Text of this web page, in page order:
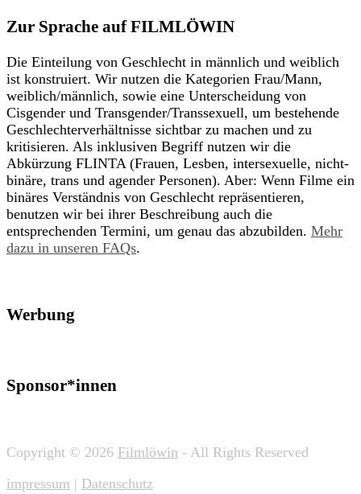
Zur Sprache auf FILMLÖWIN
Die Einteilung von Geschlecht in männlich und weiblich
ist konstruiert. Wir nutzen die Kategorien Frau/Mann,
weiblich/männlich, sowie eine Unterscheidung von
Cisgender und Transgender/Transsexuell, um bestehende
Geschlechterverhältnisse sichtbar zu machen und zu
kritisieren. Als inklusiven Begriff nutzen wir die
Abkürzung FLINTA (Frauen, Lesben, intersexuelle, nicht-
binäre, trans und agender Personen). Aber: Wenn Filme ein
binäres Verständnis von Geschlecht repräsentieren,
benutzen wir bei ihrer Beschreibung auch die
entsprechenden Termini, um genau das abzubilden. Mehr
dazu in unseren FAQs.
Werbung
Sponsor*innen
Copyright © 2026 Filmlöwin - All Rights Reserved
impressum | Datenschutz